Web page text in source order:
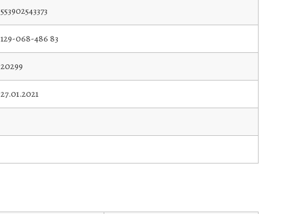
553902543373
129-068-486 83
20299
27.01.2021